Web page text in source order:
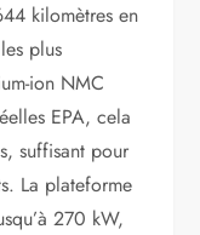
kilomètres en
plus
ion NMC
EPA, cela
suffisant pour
La plateforme
270 kW,